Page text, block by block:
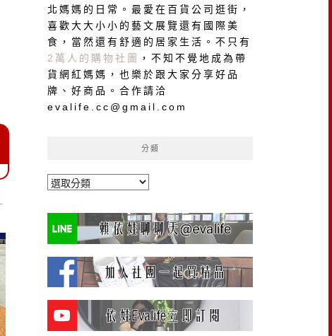
北媽媽的日常。最愛在百貨公司逛街，
喜歡大大小小的藝文展覽還有國際美
食，當然還有舒適的居家生活。不只有
2萬人的購物社團
，不知不覺地成為帶
貨網紅媽媽，也樂於跟大家分享好品
牌、好商品。合作請洽
evalife.cc@gmail.com
分類
分